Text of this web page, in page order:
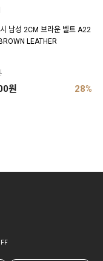
남성 2CM 브라운 벨트 A22
LEATHER
원 28%